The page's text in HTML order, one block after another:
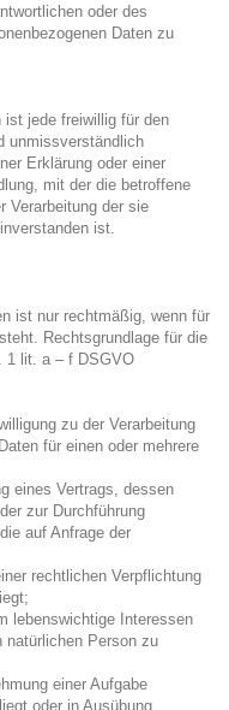
oder des
Daten zu
ist jede freiwillig für den
unmissverständlich
Erklärung oder einer
mit der die betroffene
Verarbeitung der sie
ist.
ist nur rechtmäßig, wenn für
Rechtsgrundlage für die
1 lit. a – f DSGVO
zu der Verarbeitung
für einen oder mehrere
Vertrags, dessen
zur Durchführung
auf Anfrage der
rechtlichen Verpflichtung
Interessen
natürlichen Person zu
einer Aufgabe
oder in Ausübung